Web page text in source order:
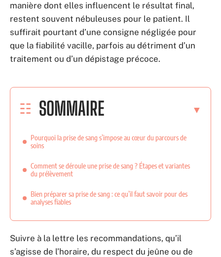
manière dont elles influencent le résultat final,
restent souvent nébuleuses pour le patient. Il
suffirait pourtant d’une consigne négligée pour
que la fiabilité vacille, parfois au détriment d’un
traitement ou d’un dépistage précoce.
SOMMAIRE
Pourquoi la prise de sang s’impose au cœur du parcours de
soins
Comment se déroule une prise de sang ? Étapes et variantes
du prélèvement
Bien préparer sa prise de sang : ce qu’il faut savoir pour des
analyses fiables
Suivre à la lettre les recommandations, qu’il
s’agisse de l’horaire, du respect du jeûne ou de